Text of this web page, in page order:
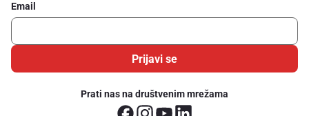
Email
Prijavi se
Prati nas na društvenim mrežama